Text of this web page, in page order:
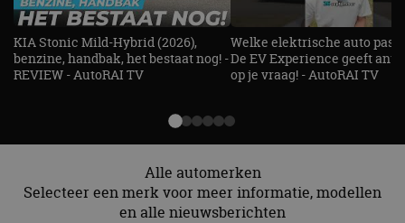
KIA Stonic Mild-Hybrid (2026),
benzine, handbak, het bestaat nog! -
REVIEW - AutoRAI TV
Welke elektrische auto past
De EV Experience geeft
op je vraag! - AutoRAI TV
Alle automerken
Selecteer een merk voor meer informatie, modellen
en alle nieuwsberichten
te berekenen voor
analyserapporten
van de site.
.doubleclick.net maand
ingesteld door
Doubleclick en voert
informatie uit over
hoe de eindgebruiker
de website gebruikt
en over eventuele
advertenties die de